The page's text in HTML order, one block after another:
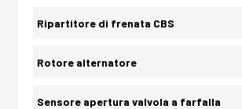
Ripartitore di frenata CBS
Rotore alternatore
Sensore apertura valvola a farfalla